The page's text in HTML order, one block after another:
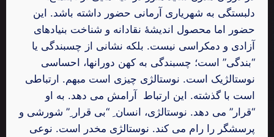
دلبستگی به شهریاری آرمانی حضور داشته باشد. این
حضور اما محصول اندیشۀ نقادانه و شناخت بنیادهای
آزادی و دمکراسی نیست. بلکه نشانی از چسبندگی یا
“بندگی” است؛ چسبندگی به کهن دورانها، احساسی
نوستالژیک است. نوستالژی چیزی است مبهم. ارتباطی
است با گذشته. این ارتباط آرامش می دهد. به او
“قرار” می دهد. نوستالژی، انسان ِ “بی قرار ِ” شورشی و
پرسشگر را رام می کند. نوستالژی مخدر است. نوعی